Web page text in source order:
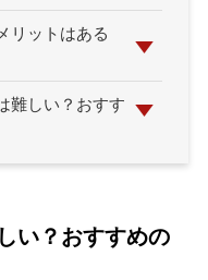
リットはある
難しい？おすす
い？おすすめの